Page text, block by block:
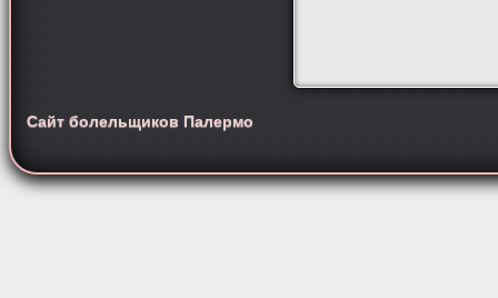
Сайт болельщиков Палермо